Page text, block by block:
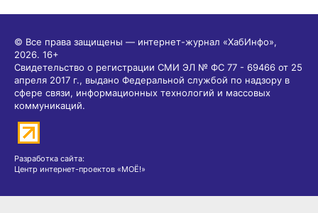
© Все права защищены — интернет-журнал «ХабИнфо»,
2026. 16+
Свидетельство о регистрации СМИ ЭЛ № ФС 77 - 69466 от 25
апреля 2017 г., выдано Федеральной службой по надзору в
сфере связи, информационных технологий и массовых
коммуникаций.
Разработка сайта:
Центр интернет-проектов «МОЁ!»